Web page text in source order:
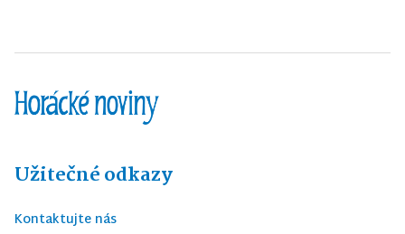
Užitečné odkazy
Kontaktujte nás